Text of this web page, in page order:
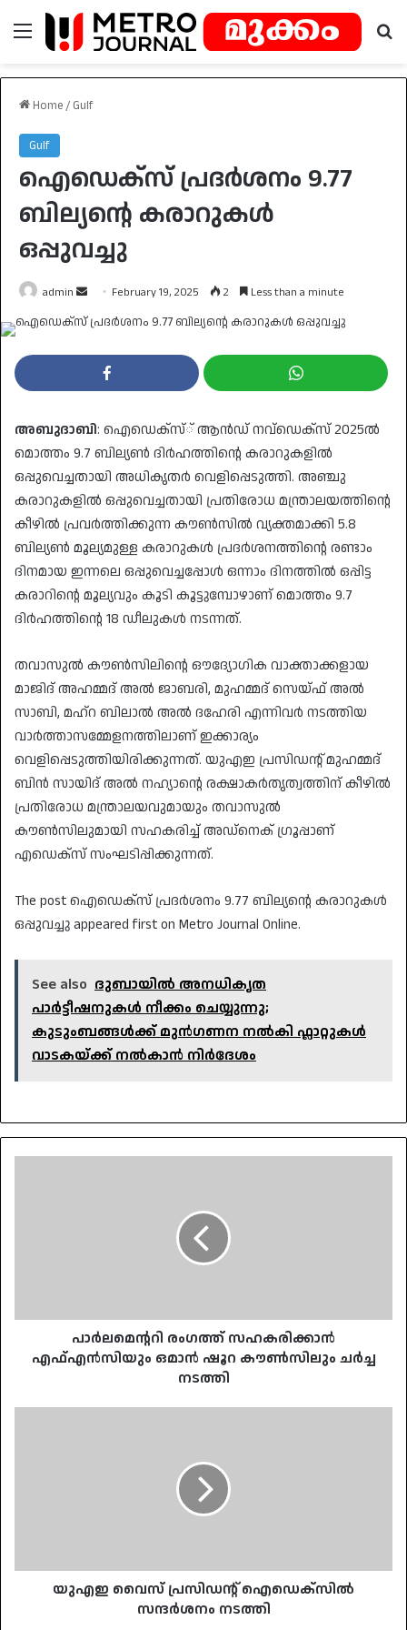
Menu
Home / Gulf
Gulf
ഐഡെക്‌സ് പ്രദര്‍ശനം 9.77
ബില്യന്റെ കരാറുകള്‍
ഒപ്പുവച്ചു
admin
Send
an
February 19, 2025 2 Less than a minute
അബുദാബി: ഐഡെക്‌സ്് ആന്‍ഡ് നവ്‌ഡെക്‌സ് 2025ല്‍
മൊത്തം 9.7 ബില്യണ്‍ ദിര്‍ഹത്തിന്റെ കരാറുകളില്‍
ഒപ്പുവെച്ചതായി അധികൃതര്‍ വെളിപ്പെടുത്തി. അഞ്ചു
കരാറുകളില്‍ ഒപ്പുവെച്ചതായി പ്രതിരോധ മന്ത്രാലയത്തിന്റെ
കീഴില്‍ പ്രവര്‍ത്തിക്കുന്ന കൗണ്‍സില്‍ വ്യക്തമാക്കി 5.8
ബില്യണ്‍ മൂല്യമുള്ള കരാറുകള്‍ പ്രദര്‍ശനത്തിന്റെ രണ്ടാം
ദിനമായ ഇന്നലെ ഒപ്പുവെച്ചപ്പോള്‍ ഒന്നാം ദിനത്തില്‍ ഒപ്പിട്ട
കരാറിന്റെ മൂല്യവും കൂടി കൂട്ടുമ്പോഴാണ് മൊത്തം 9.7
ദിര്‍ഹത്തിന്റെ 18 ഡീലുകള്‍ നടന്നത്.
തവാസുല്‍ കൗണ്‍സിലിന്റെ ഔദ്യോഗിക വാക്താക്കളായ
മാജിദ് അഹമ്മദ് അല്‍ ജാബരി, മുഹമ്മദ് സെയ്ഫ് അല്‍
സാബി, മഹ്‌റ ബിലാല്‍ അല്‍ ദഹേരി എന്നിവര്‍ നടത്തിയ
വാര്‍ത്താസമ്മേളനത്തിലാണ് ഇക്കാര്യം
വെളിപ്പെടുത്തിയിരിക്കുന്നത്. യുഎഇ പ്രസിഡന്റ് മുഹമ്മദ്
ബിന്‍ സായിദ് അല്‍ നഹ്യാന്റെ രക്ഷാകര്‍തൃത്വത്തിന് കീഴില്‍
പ്രതിരോധ മന്ത്രാലയവുമായും തവാസുല്‍
കൗണ്‍സിലുമായി സഹകരിച്ച് അഡ്‌നെക് ഗ്രൂപ്പാണ്
എഡെക്‌സ് സംഘടിപ്പിക്കുന്നത്.
The post ഐഡെക്‌സ് പ്രദര്‍ശനം 9.77 ബില്യന്റെ കരാറുകള്‍
ഒപ്പുവച്ചു appeared first on Metro Journal Online.
See also ദുബായിൽ അനധികൃത
പാർട്ടീഷനുകൾ നീക്കം ചെയ്യുന്നു;
കുടുംബങ്ങൾക്ക് മുൻഗണന നൽകി ഫ്ലാറ്റുകൾ
വാടകയ്ക്ക് നൽകാൻ നിർദേശം
നടത്തി
പാര്‍ലമെന്ററി രംഗത്ത് സഹകരിക്കാന്‍
എഫ്എന്‍സിയും ഒമാന്‍ ഷൂറ കൗണ്‍സിലും ചര്‍ച്ച
നടത്തി
യുഎഇ വൈസ് പ്രസിഡന്റ് ഐഡെക്‌സില്‍
സന്ദര്‍ശനം നടത്തി